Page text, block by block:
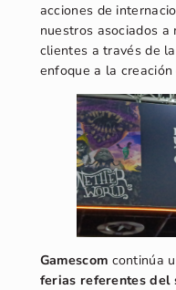
acciones de
nuestros asociados a
clientes a través de
enfoque a la
Gamescom continúa
ferias referentes del